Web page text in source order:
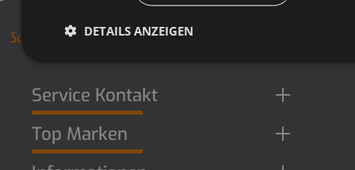
Service Kontakt
Top Marken
DETAILS ANZEIGEN